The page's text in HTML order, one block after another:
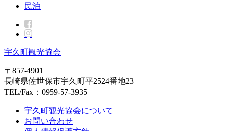
民泊
宇久町観光協会
〒857-4901
長崎県佐世保市宇久町平2524番地23
TEL/Fax：0959-57-3935
宇久町観光協会について
お問い合わせ